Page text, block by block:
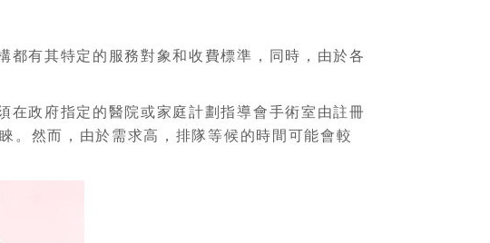
都有其特定的服務對象和收費標準，同時，由於各
在政府指定的醫院或家庭計劃指導會手術室由註冊
。然而，由於需求高，排隊等候的時間可能會較